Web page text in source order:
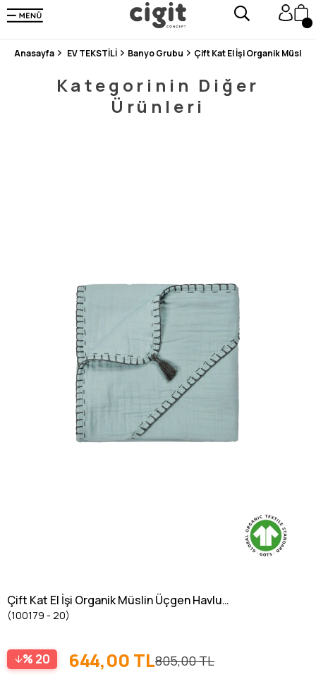
250.000'DEN FAZLA DEĞERLENDİRMEDE 5 ÜZERİNDEN 4.8 PUAN ALDI ⭐⭐⭐⭐⭐
3 MİLYONDAN FAZLA MUTLU MÜŞTERİ ❤️ 10 MİLYON ÜRÜN
Anasayfa EV TEKSTİLİ Banyo Grubu
Kategorinin Diğer
Ürünleri
Çift Kat El İşi Organik Müslin Üçgen Havlu
(Yıkanmıştır) 75X75 cm Mint Yeşil
(100179 - 20)
20 805,00 TL
644,00 TL